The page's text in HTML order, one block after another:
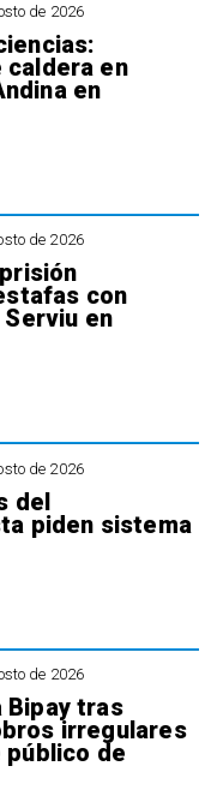
de 2026
caldera en
en
de 2026
con
en
de 2026
del
piden sistema
de 2026
Bipay tras
irregulares
de